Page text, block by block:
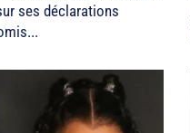
ses déclarations